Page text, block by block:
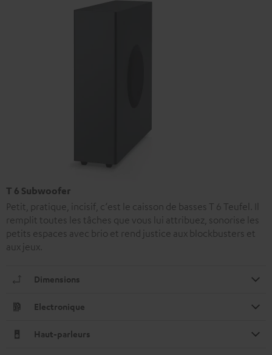
T 6 Subwoofer
Petit, pratique, incisif, c‘est le caisson de basses T 6 Teufel. Il
remplit toutes les tâches que vous lui attribuez, sonorise les
petits espaces avec brio et rend justice aux blockbusters et
aux jeux.
Dimensions
Electronique
Haut-parleurs